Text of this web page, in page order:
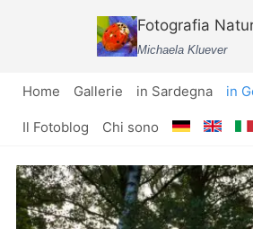
Fotografia
Michaela Kluever
Home Gallerie in Sardegna in
Il Fotoblog Chi sono